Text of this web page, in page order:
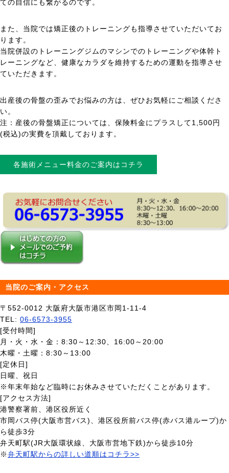
ての自信にも繋がるのです。
また、当院では矯正後のトレーニングも指導させていただいてお
ります。
当院併設のトレーニングジムのマシンでのトレーニングや体幹ト
レーニングなど、健康なカラダを維持するための運動を指導させ
ていただきます。
出産後の骨盤の歪みでお悩みの方は、ぜひお気軽にご相談くださ
い。
注：産後の骨盤矯正については、保険料金にプラスして1,500円
(税込)の実費を頂戴しております。
各施術メニュー料金のご案内はコチラ
当院のご案内・アクセス
〒552-0012 大阪府大阪市港区市岡1-11-4
TEL: 06-6573-3955
[受付時間]
月・火・水・金：8:30～12:30、16:00～20:00
木曜・土曜：8:30～13:00
[定休日]
日曜、祝日
※年末年始など臨時にお休みさせていただくことがあります。
[アクセス方法]
港警察署前、港区役所近く
市岡バス停(大阪市営バス)、港区役所前バス停(赤バス港ループ)か
ら徒歩3分
弁天町駅(JR大阪環状線、大阪市営地下鉄)から徒歩10分
※弁天町駅からの詳しい道順はコチラ>>